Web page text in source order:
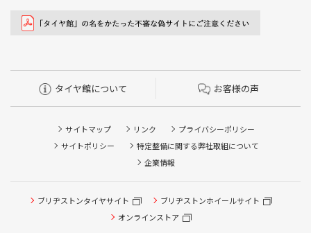
タイヤ館について お客様の声
サイトマップ リンク
プライバシーポリシー
サイトポリシー
特定整備に関する弊社取組について
企業情報
ブリヂストンタイヤサイト
ブリヂストンホイールサイト
オンラインストア
タイヤ点検・安全点検/タイヤ履き替え/オイル交換/その他
ピット作業の予約